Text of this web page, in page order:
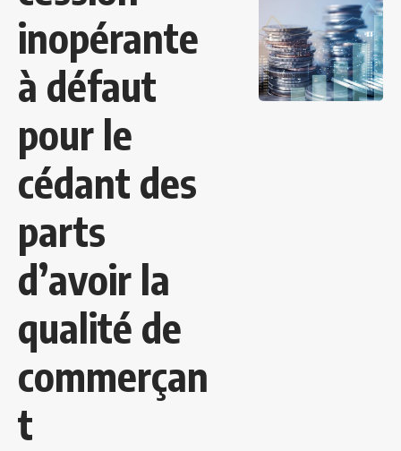
inopérante
à défaut
pour le
cédant des
parts
d’avoir la
qualité de
commerçan
t